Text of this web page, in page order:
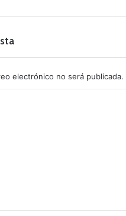
electrónico no será publicada.